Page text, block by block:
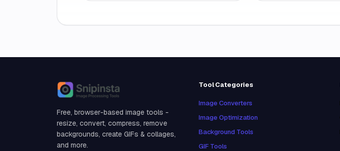
Snipinsta
Free, browser-based image tools -
resize, convert, compress, remove
backgrounds, create GIFs & collages,
and more.
Tool Categories
Image Converters
Image Optimization
Background Tools
GIF Tools